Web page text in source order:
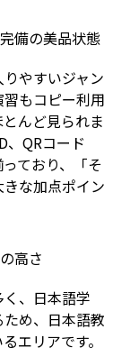
備の美品状態
やすいジャン
もコピー利用
んど見られま
、QRコード
ており、「そ
な加点ポイン
高さ
、日本語学
め、日本語教
エリアです。